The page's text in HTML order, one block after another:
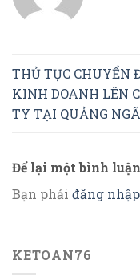
THỦ TỤC CHUYỂN
KINH DOANH LÊN
TY TẠI QUẢNG
Để lại một bình luận
Bạn phải đăng nhập
KETOAN76